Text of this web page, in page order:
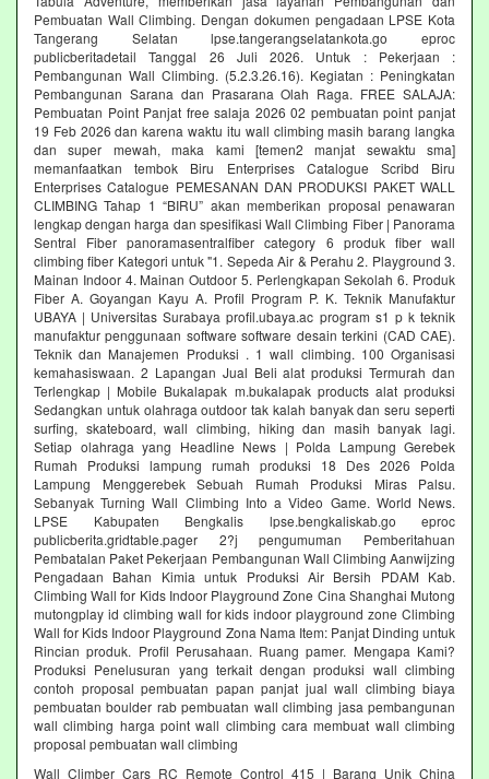
Pembuatan Wall Climbing. Dengan dokumen pengadaan LPSE Kota
Tangerang Selatan lpse.tangerangselatankota.go eproc
publicberitadetail Tanggal 26 Juli 2026. Untuk : Pekerjaan :
Pembangunan Wall Climbing. (5.2.3.26.16). Kegiatan : Peningkatan
Pembangunan Sarana dan Prasarana Olah Raga. FREE SALAJA:
Pembuatan Point Panjat free salaja 2026 02 pembuatan point panjat
19 Feb 2026 dan karena waktu itu wall climbing masih barang langka
dan super mewah, maka kami [temen2 manjat sewaktu sma]
memanfaatkan tembok Biru Enterprises Catalogue Scribd Biru
Enterprises Catalogue PEMESANAN DAN PRODUKSI PAKET WALL
CLIMBING Tahap 1 “BIRU” akan memberikan proposal penawaran
lengkap dengan harga dan spesifikasi Wall Climbing Fiber | Panorama
Sentral Fiber panoramasentralfiber category 6 produk fiber wall
climbing fiber Kategori untuk "1. Sepeda Air & Perahu 2. Playground 3.
Mainan Indoor 4. Mainan Outdoor 5. Perlengkapan Sekolah 6. Produk
Fiber A. Goyangan Kayu A. Profil Program P. K. Teknik Manufaktur
UBAYA | Universitas Surabaya profil.ubaya.ac program s1 p k teknik
manufaktur penggunaan software software desain terkini (CAD CAE).
Teknik dan Manajemen Produksi . 1 wall climbing. 100 Organisasi
kemahasiswaan. 2 Lapangan Jual Beli alat produksi Termurah dan
Terlengkap | Mobile Bukalapak m.bukalapak products alat produksi
Sedangkan untuk olahraga outdoor tak kalah banyak dan seru seperti
surfing, skateboard, wall climbing, hiking dan masih banyak lagi.
Setiap olahraga yang Headline News | Polda Lampung Gerebek
Rumah Produksi lampung rumah produksi 18 Des 2026 Polda
Lampung Menggerebek Sebuah Rumah Produksi Miras Palsu.
Sebanyak Turning Wall Climbing Into a Video Game. World News.
LPSE Kabupaten Bengkalis lpse.bengkaliskab.go eproc
publicberita.gridtable.pager 2?j pengumuman Pemberitahuan
Pembatalan Paket Pekerjaan Pembangunan Wall Climbing Aanwijzing
Pengadaan Bahan Kimia untuk Produksi Air Bersih PDAM Kab.
Climbing Wall for Kids Indoor Playground Zone Cina Shanghai Mutong
mutongplay id climbing wall for kids indoor playground zone Climbing
Wall for Kids Indoor Playground Zona Nama Item: Panjat Dinding untuk
Rincian produk. Profil Perusahaan. Ruang pamer. Mengapa Kami?
Produksi Penelusuran yang terkait dengan produksi wall climbing
contoh proposal pembuatan papan panjat jual wall climbing biaya
pembuatan boulder rab pembuatan wall climbing jasa pembangunan
wall climbing harga point wall climbing cara membuat wall climbing
proposal pembuatan wall climbing
Wall Climber Cars RC Remote Control 415 | Barang Unik China